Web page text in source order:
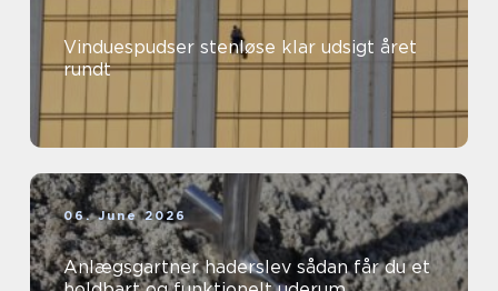
Vinduespudser stenløse klar udsigt året
rundt
06. June 2026
Anlægsgartner haderslev sådan får du et